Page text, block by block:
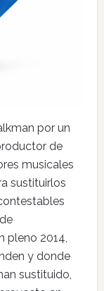
por un
de
musicales
sustituirlos
pleno 2014,
y donde
sustituido,